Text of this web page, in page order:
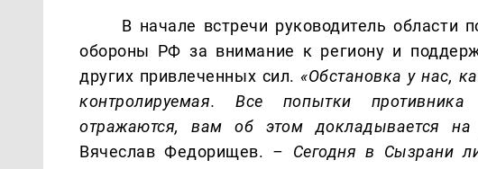
В начале встречи руководитель области
обороны РФ за внимание к региону и
других привлеченных сил.«Обстановка у нас,
контролируемая. Все попытки
отражаются, вам об этом докладывается на
Вячеслав Федорищев. – Сегодня в Сызрани